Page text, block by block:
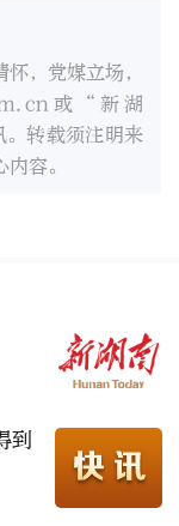
，党媒立场，
或“新湖
转载须注明来
容。
到